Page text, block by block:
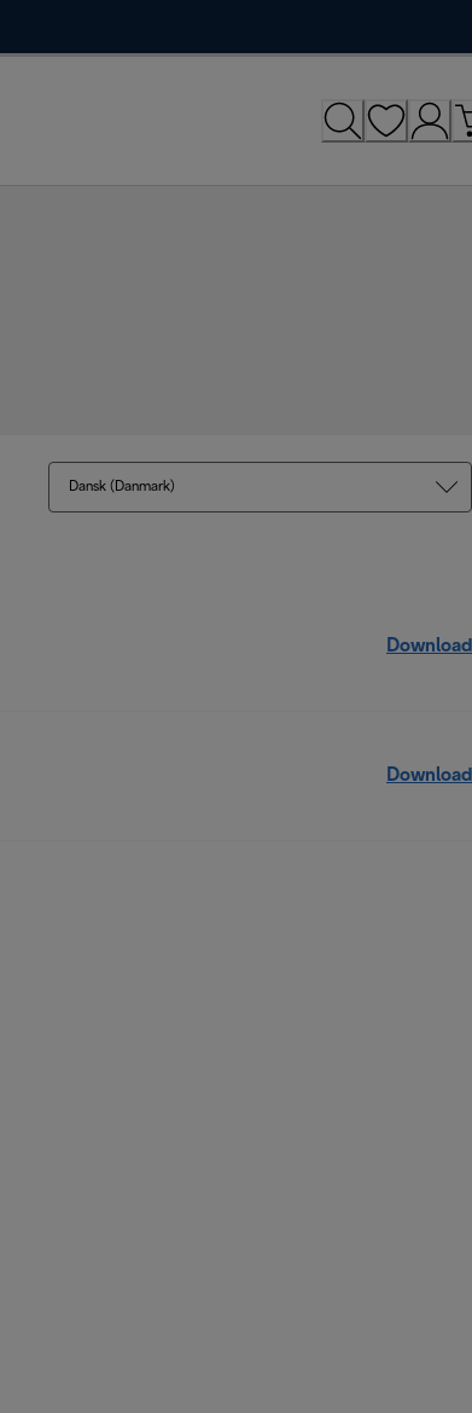
Dansk (Danmark)
Download
Download